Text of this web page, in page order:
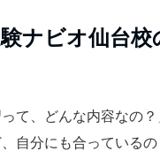
ナビオ仙台
て、どんな内容なの？
自分にも合っているの